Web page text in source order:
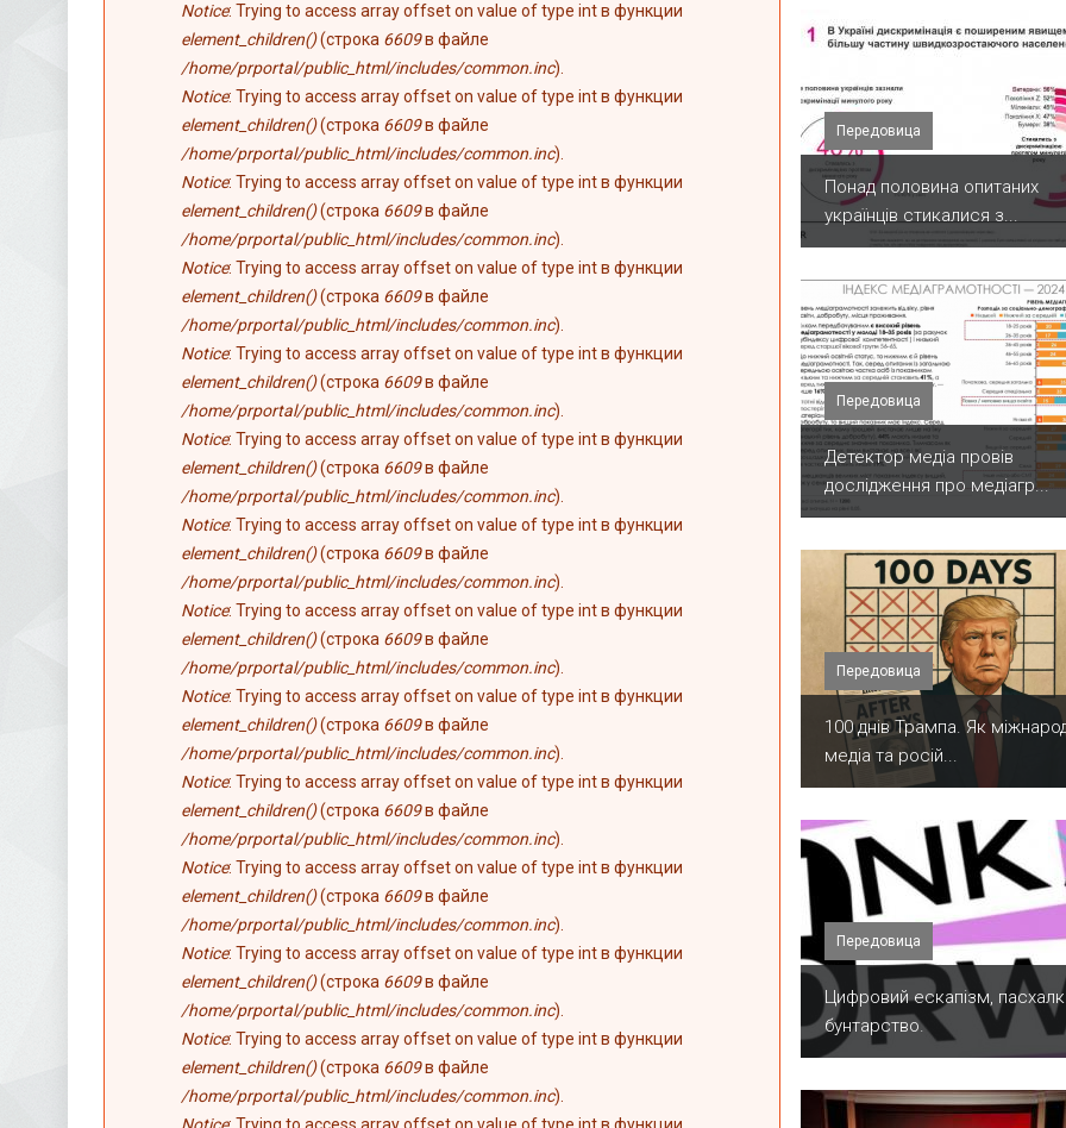
Notice: Trying to access array offset on value of type int в функции
element_children()(строка 6609в файле
/home/prportal/public_html/includes/common.inc).
Notice: Trying to access array offset on value of type int в функции
element_children()(строка 6609в файле
/home/prportal/public_html/includes/common.inc).
Notice: Trying to access array offset on value of type int в функции
element_children()(строка 6609в файле
/home/prportal/public_html/includes/common.inc).
Notice: Trying to access array offset on value of type int в функции
element_children()(строка 6609в файле
/home/prportal/public_html/includes/common.inc).
Notice: Trying to access array offset on value of type int в функции
element_children()(строка 6609в файле
/home/prportal/public_html/includes/common.inc).
Notice: Trying to access array offset on value of type int в функции
element_children()(строка 6609в файле
/home/prportal/public_html/includes/common.inc).
Notice: Trying to access array offset on value of type int в функции
element_children()(строка 6609в файле
/home/prportal/public_html/includes/common.inc).
Notice: Trying to access array offset on value of type int в функции
element_children()(строка 6609в файле
/home/prportal/public_html/includes/common.inc).
Notice: Trying to access array offset on value of type int в функции
element_children()(строка 6609в файле
/home/prportal/public_html/includes/common.inc).
Notice: Trying to access array offset on value of type int в функции
element_children()(строка 6609в файле
/home/prportal/public_html/includes/common.inc).
Notice: Trying to access array offset on value of type int в функции
element_children()(строка 6609в файле
/home/prportal/public_html/includes/common.inc).
Notice: Trying to access array offset on value of type int в функции
element_children()(строка 6609в файле
/home/prportal/public_html/includes/common.inc).
Notice: Trying to access array offset on value of type int в функции
element_children()(строка 6609в файле
/home/prportal/public_html/includes/common.inc).
Передовица
Понад половина опитаних
українців стикалися з...
Передовица
Детектор медіа провів
дослідження про медіагр...
Передовица
100 днів Трампа. Як
медіа та росій...
Передовица
​Цифровий ескапізм,
бунтарство.